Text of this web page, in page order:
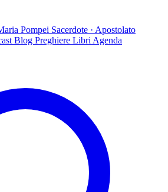
Pompei Sacerdote · Apostolato
Blog Preghiere Libri Agenda